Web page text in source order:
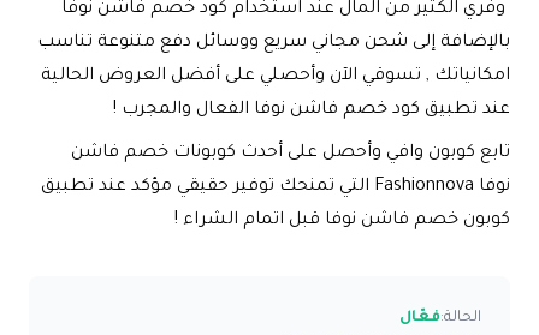
وفري الكثير من المال عند استخدام كود خصم فاشن نوفا
بالإضافة إلى شحن مجاني سريع ووسائل دفع متنوعة تناسب
امكانياتك , تسوقي الآن وأحصلي على أفضل العروض الحالية
عند تطبيق كود خصم فاشن نوفا الفعال والمجرب !
تابع كوبون وافي وأحصل على أحدث كوبونات خصم فاشن
نوفا Fashionnova التي تمنحك توفير حقيقي مؤكد عند تطبيق
كوبون خصم فاشن نوفا قبل اتمام الشراء !
الحالة:فعّال